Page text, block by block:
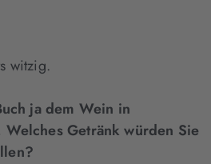
witzig.
ja dem Wein in
Getränk würden Sie